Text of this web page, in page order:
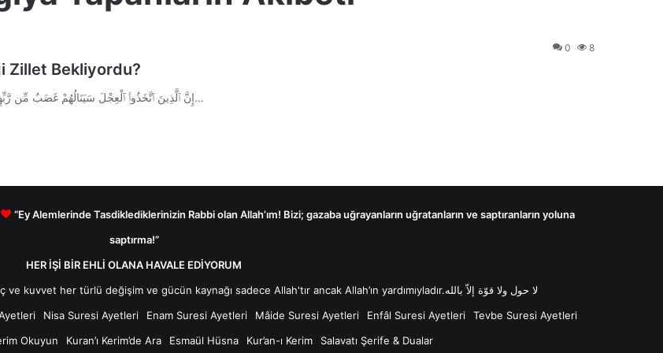
0 8
Zillet Bekliyordu?
Kur’an-ı Kerim A’râf Suresi 152. Ayeti إِنَّ ٱلَّذِينَ ٱتَّخَذُوا۟ ٱلْعِجْلَ سَيَنَالُهُمْ غَضَبٌ مِّن رَّبِّهِمْ وَذِلَّةٌ فِى ٱلْحَيَوٰةِ ٱلدُّنْيَا ۚ وَكَذَٰلِكَ…
“Ey Alemlerinde Tasdiklediklerinizin Rabbi olan Allah’ım! Bizi; gazaba uğrayanların uğratanların ve saptıranların yoluna
saptırma!”
HER İŞİ BİR EHLİ OLANA HAVALE EDİYORUM
لا حول ولا قوّة إلاّ بالله “Lâ havle ve lâ kuvvete illâ billâh Güç ve kuvvet her türlü değişim ve gücün kaynağı sadece Allah'tır ancak Allah’ın yardımıyladır.لا حول ولا قوّة إلاّ بالله
Nisa Suresi Ayetleri Enam Suresi Ayetleri Mâide Suresi Ayetleri Enfâl Suresi Ayetleri
Tevbe Suresi Ayetleri
Okuyun Kuran’ı Kerim’de Ara Esmaül Hüsna Kur’an-ı Kerim Salavatı Şerife & Dualar